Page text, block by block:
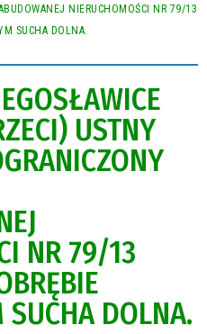
NIERUCHOMOŚCI NR 79/13
SUCHA DOLNA.
USTNY
NR 79/13
SUCHA DOLNA.